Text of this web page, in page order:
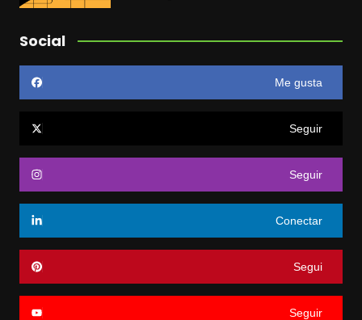
Social
Me gusta
Seguir
Seguir
Conectar
Segui
Seguir